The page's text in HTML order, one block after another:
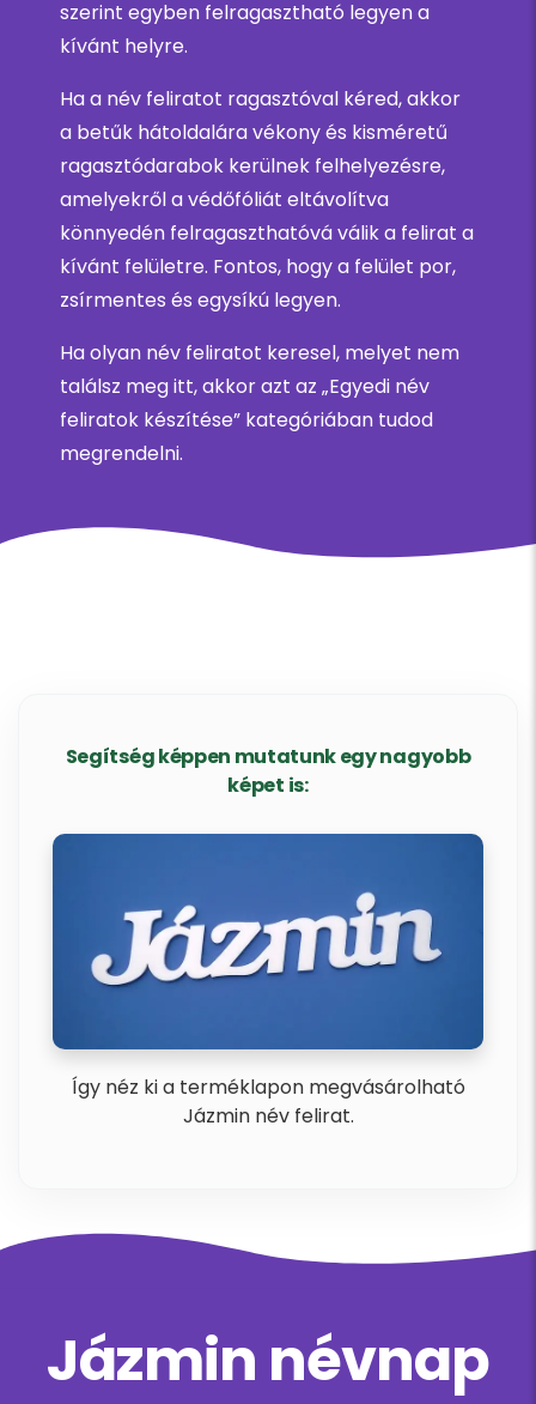
szerint egyben felragasztható legyen a
kívánt helyre.
Ha a név feliratot ragasztóval kéred, akkor
a betűk hátoldalára vékony és kisméretű
ragasztódarabok kerülnek felhelyezésre,
amelyekről a védőfóliát eltávolítva
könnyedén felragaszthatóvá válik a felirat a
kívánt felületre. Fontos, hogy a felület por,
zsírmentes és egysíkú legyen.
Ha olyan név feliratot keresel, melyet nem
találsz meg itt, akkor azt az „Egyedi név
feliratok készítése” kategóriában tudod
megrendelni.
Segítség képpen mutatunk egy nagyobb
képet is:
Így néz ki a terméklapon megvásárolható
Jázmin név felirat.
Jázmin névnap